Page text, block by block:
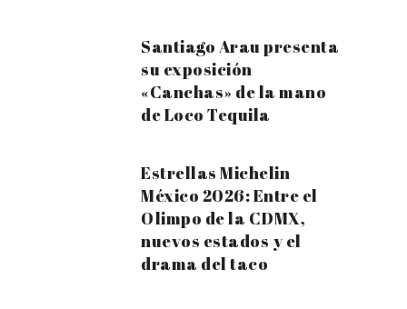
Santiago Arau presenta
su exposición
«Canchas» de la mano
de Loco Tequila
Estrellas Michelin
México 2026: Entre el
Olimpo de la CDMX,
nuevos estados y el
drama del taco